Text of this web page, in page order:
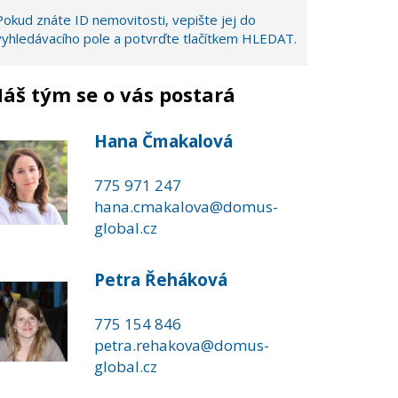
znáte ID nemovitosti, vepište jej do
pole a potvrďte tlačítkem HLEDAT.
tým se o vás postará
Hana Čmakalová
775 971 247
hana.cmakalova@domus-
global.cz
Petra Řeháková
775 154 846
petra.rehakova@domus-
global.cz